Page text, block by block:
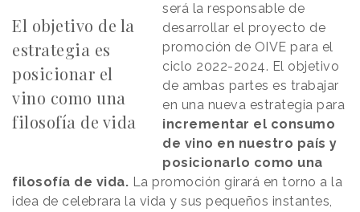
El objetivo de la
estrategia es
posicionar el
vino como una
filosofía de vida
será la responsable de
desarrollar el proyecto de
promoción de OIVE para el
ciclo 2022-2024. El objetivo
de ambas partes es trabajar
en una nueva estrategia para
incrementar el consumo
de vino en nuestro país y
posicionarlo como una
filosofía de vida. La promoción girará en torno a la
idea de celebrara la vida y sus pequeños instantes,